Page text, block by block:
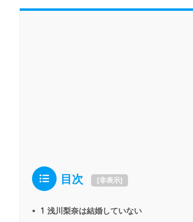
目次 [非表示]
1 浅川梨奈は結婚していない